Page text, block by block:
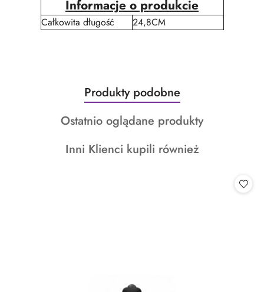
Informacje o produkcie
Całkowita długość 24,8CM
Pomiń karuzelę produktów
Produkty
o
statusie:
Produkty podobne
Produkty
statusie:
Ostatnio oglądane produkty
Produkty
Inni Klienci kupili również